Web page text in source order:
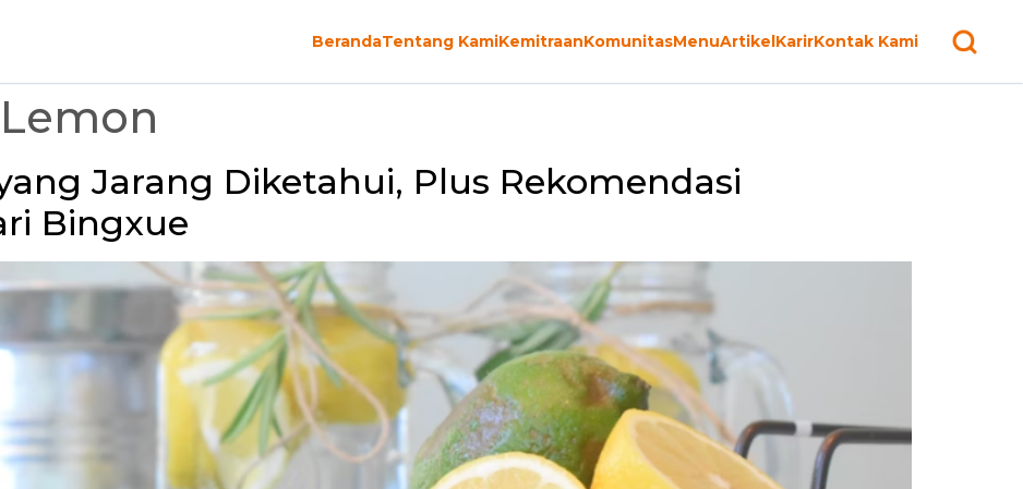
BerandaTentang KamiKemitraanKomunitasMenuArtikelKarirKontak Kami
Jarang Diketahui, Plus Rekomendasi
Bingxue